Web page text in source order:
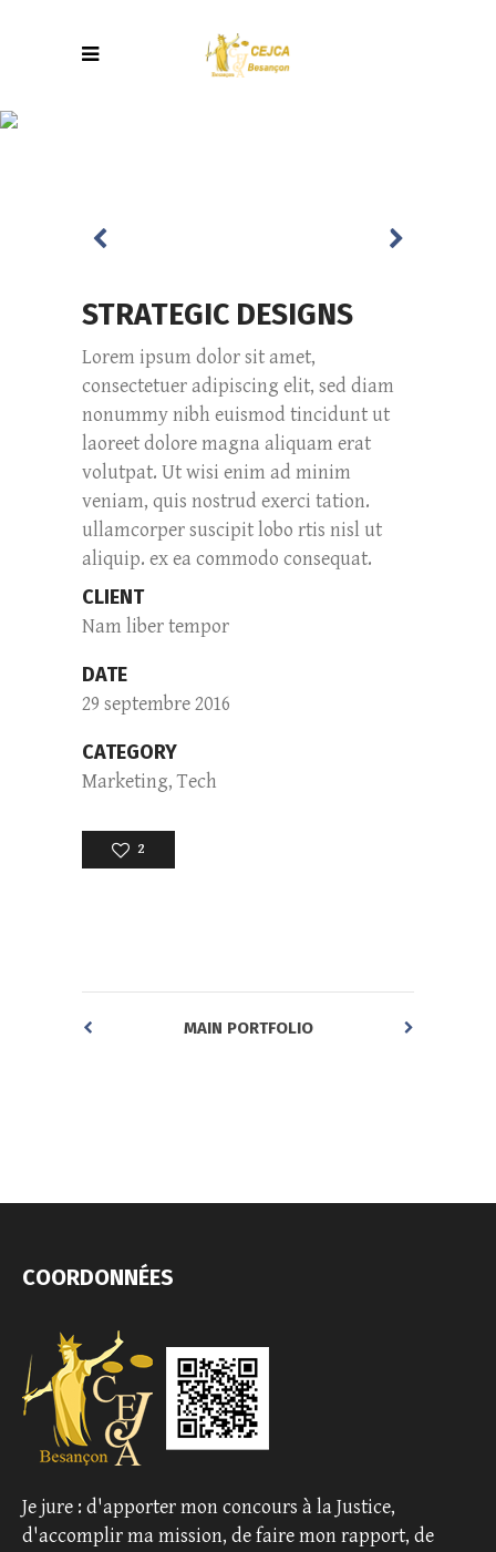
DESIGNS
STRATEGIC DESIGNS
Lorem ipsum dolor sit amet,
consectetuer adipiscing elit, sed diam
nonummy nibh euismod tincidunt ut
laoreet dolore magna aliquam erat
volutpat. Ut wisi enim ad minim
veniam, quis nostrud exerci tation.
ullamcorper suscipit lobo rtis nisl ut
aliquip. ex ea commodo consequat.
CLIENT
Nam liber tempor
DATE
29 septembre 2016
CATEGORY
Marketing, Tech
2
MAIN PORTFOLIO
COORDONNÉES
Je jure : d'apporter mon concours à la Justice,
d'accomplir ma mission, de faire mon rapport, de